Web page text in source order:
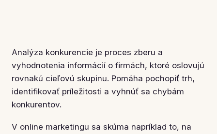
Analýza konkurencie je proces zberu a
vyhodnotenia informácií o firmách, ktoré oslovujú
rovnakú cieľovú skupinu. Pomáha pochopiť trh,
identifikovať príležitosti a vyhnúť sa chybám
konkurentov.
V online marketingu sa skúma napríklad to, na